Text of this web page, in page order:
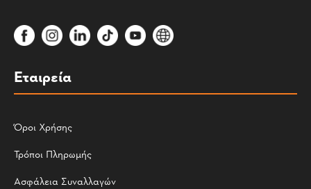
Εταιρεία
Όροι Χρήσης
Τρόποι Πληρωμής
Ασφάλεια Συναλλαγών